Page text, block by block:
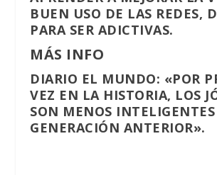
BUEN USO DE LAS REDES,
PARA SER ADICTIVAS.
MÁS INFO
DIARIO EL MUNDO: «POR
VEZ EN LA HISTORIA, LOS
SON MENOS
GENERACIÓN ANTERIOR».